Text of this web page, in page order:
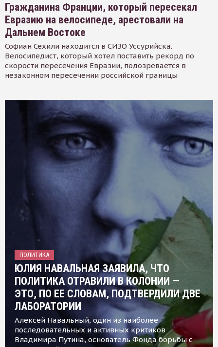
Гражданина Франции, который пересекал
Евразию на велосипеде, арестовали на
Дальнем Востоке
Софиан Сехили находится в СИЗО Уссурийска.
Велосипедист, который хотел поставить рекорд по
скорости пересечения Евразии, подозревается в
незаконном пересечении российской границы
ПОЛИТИКА
ЮЛИЯ НАВАЛЬНАЯ ЗАЯВИЛА, ЧТО
ПОЛИТИКА ОТРАВИЛИ В КОЛОНИИ —
ЭТО, ПО ЕЕ СЛОВАМ, ПОДТВЕРДИЛИ ДВЕ
ЛАБОРАТОРИИ
Алексей Навальный, один из наиболее
последовательных и активных критиков
Владимира Путина, основатель Фонда борьбы с